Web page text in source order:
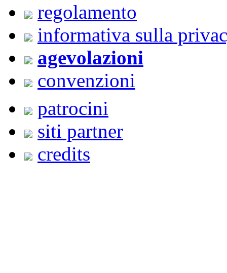
regolamento
informativa sulla
agevolazioni
convenzioni
patrocini
siti partner
credits